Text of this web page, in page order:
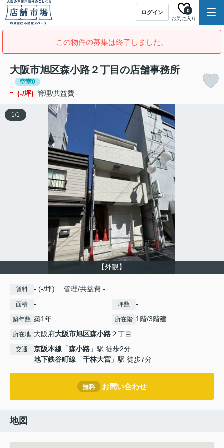
ログイン
お気に入り
0
この物件の募集は終了しました。
大阪市旭区森小路２丁目の店舗事務所
空室0
- (-/坪) 管理/共益費 -
【外観】
1/1
賃料 - (-/坪) 管理/共益費 -
面積 - 坪数 -
築年数 築1年 所在階 1階/3階建
所在地 大阪府大阪市旭区森小路２丁目
交通 京阪本線 「森小路 」駅 徒歩2分
地下鉄谷町線 「千林大宮 」駅 徒歩7分
無料 お問い合わせ
地図